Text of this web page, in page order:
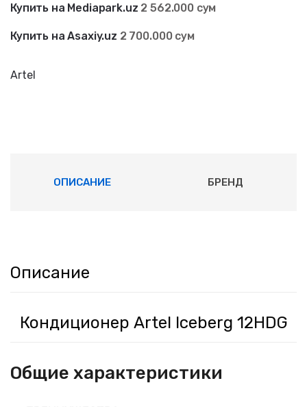
Купить на Mediapark.uz 2 562.000 сум
Купить на Asaxiy.uz 2 700.000 сум
Artel
ОПИСАНИЕ БРЕНД
Описание
Кондиционер Artel Iceberg 12HDG
Общие характеристики